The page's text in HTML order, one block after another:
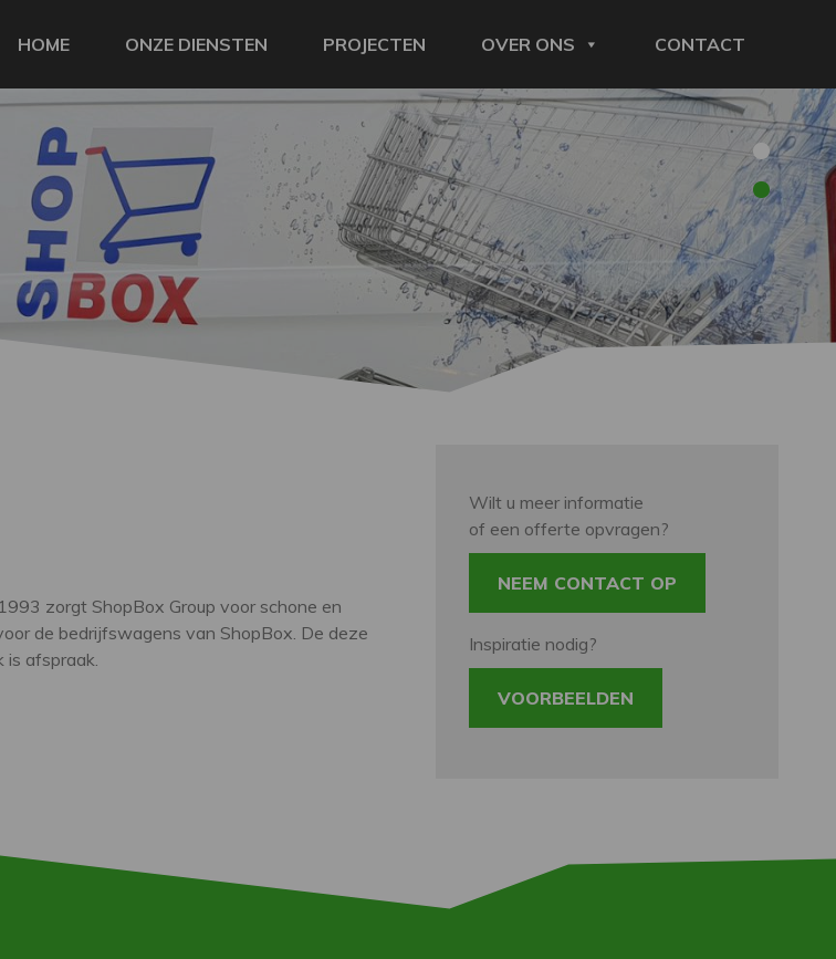
HOME ONZE DIENSTEN PROJECTEN OVER ONS CONTACT
zorgt ShopBox Group voor schone en
de bedrijfswagens van ShopBox. De deze
is afspraak.
Wilt u meer informatie
of een offerte opvragen?
NEEM CONTACT OP
Inspiratie nodig?
VOORBEELDEN